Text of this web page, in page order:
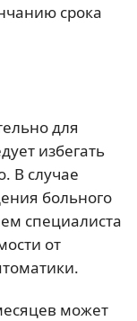
срока
для
избегать
В случае
больного
специалиста
от
может